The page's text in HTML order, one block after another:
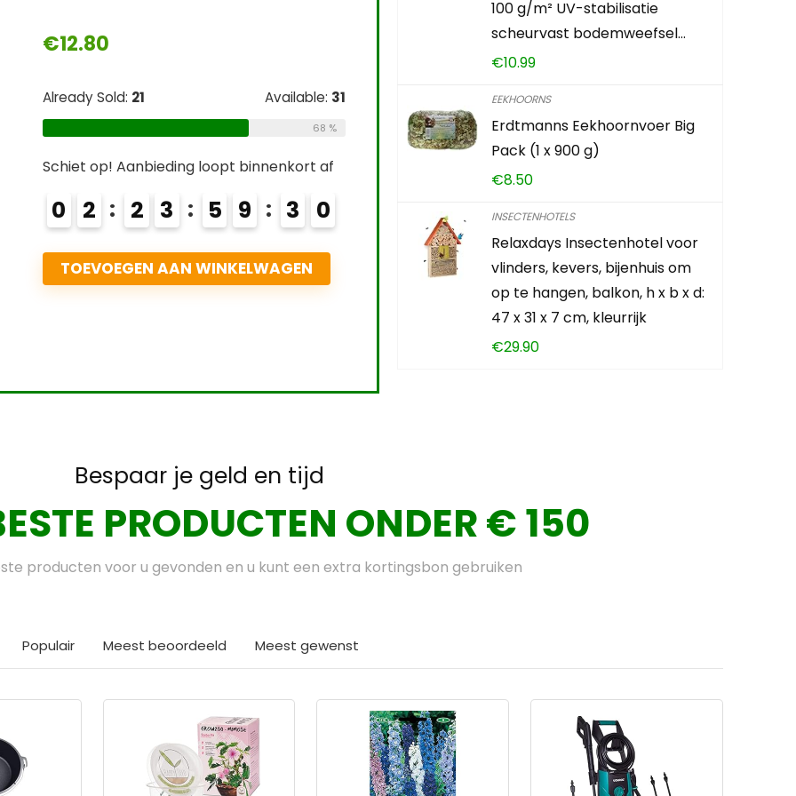
€12.80
Already Sold: 21 Available: 31
68 %
Schiet op! Aanbieding loopt binnenkort af
0 2 2 3 5 9 2 9
TOEVOEGEN AAN WINKELWAGEN
100 g/m² UV-stabilisatie
scheurvast bodemweefsel…
€10.99
EEKHOORNS
Erdtmanns Eekhoornvoer Big
Pack (1 x 900 g)
€8.50
INSECTENHOTELS
Relaxdays Insectenhotel voor
vlinders, kevers, bijenhuis om
op te hangen, balkon, h x b x d:
47 x 31 x 7 cm, kleurrijk
€29.90
Bespaar je geld en tijd
PRODUCTEN ONDER € 150
producten voor u gevonden en u kunt een extra kortingsbon gebruiken
Populair Meest beoordeeld Meest gewenst